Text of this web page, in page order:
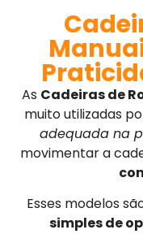
As Cadeiras de
muito utilizadas
adequada na
movimentar a
Esses modelos
simples de